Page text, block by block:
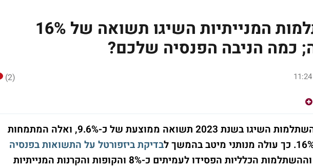
קרנות ההשתלמות המנייתיות השיגו תשואה של 16%
כמה הניבה הפנסיה שלכם?
(2)
קופות הגמל וקרנות ההשתלמות השיגו בשנת 2023 תשואה ממוצעת של כ-9.6%, ואלה המתמחות
בדיקת ביזפורטל על התשואות בפנסיה
. ב-2022 הגמל וההשתלמות הכלליות הפסידו לעמיתים כ-8% והקופות והקרנות המנייתיות